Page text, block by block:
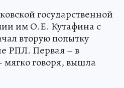
государственной
им О.Е. Кутафина с
вторую попытку
РПЛ. Первая – в
говоря, вышла